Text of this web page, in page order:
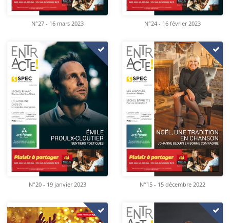
N°27 - 16 mars 2023 N°24 - 16 février 2023
N°20 - 19 janvier 2023 N°15 - 15 décembre 2022